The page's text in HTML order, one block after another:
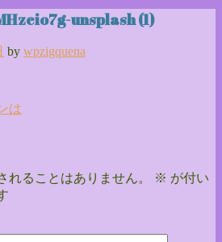
unsplash (1)
by wpzigquena
は
れることはありません。 ※ が付い